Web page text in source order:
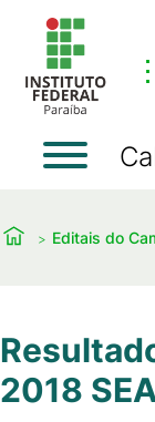
⋮
Editais do
2018